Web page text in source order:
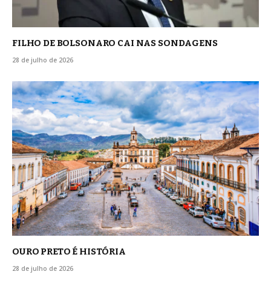
FILHO DE BOLSONARO CAI NAS SONDAGENS
28 de julho de 2026
OURO PRETO É HISTÓRIA
28 de julho de 2026